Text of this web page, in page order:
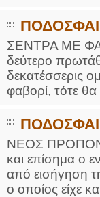
ΣΕΝΤΡΑ ΜΕ
δεύτερο
δεκατέσσερις
φαβορί, τότε
ΝΕΟΣ
και επίσημα ο
από εισήγηση
ο οποίος είχε